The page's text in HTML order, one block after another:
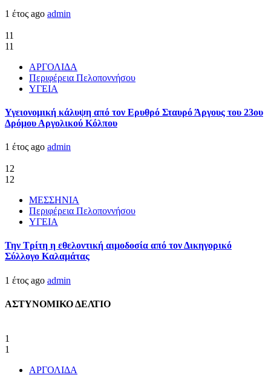
1 έτος ago admin
11
11
ΑΡΓΟΛΙΔΑ
Περιφέρεια Πελοποννήσου
ΥΓΕΙΑ
Υγειονομική κάλυψη από τον Ερυθρό Σταυρό Άργους του 23ου
Δρόμου Αργολικού Κόλπου
1 έτος ago admin
12
12
ΜΕΣΣΗΝΙΑ
Περιφέρεια Πελοποννήσου
ΥΓΕΙΑ
Την Τρίτη η εθελοντική αιμοδοσία από τον Δικηγορικό
Σύλλογο Καλαμάτας
1 έτος ago admin
ΑΣΤΥΝΟΜΙΚΟ ΔΕΛΤΙΟ
1
1
ΑΡΓΟΛΙΔΑ